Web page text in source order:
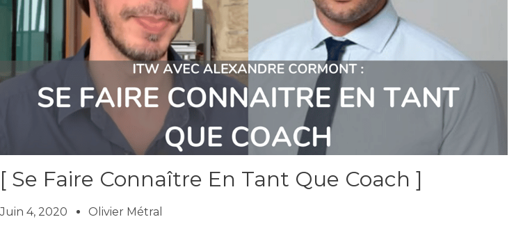
[ Se Faire Connaître En Tant Que Coach ]
Juin 4, 2020 Olivier Métral